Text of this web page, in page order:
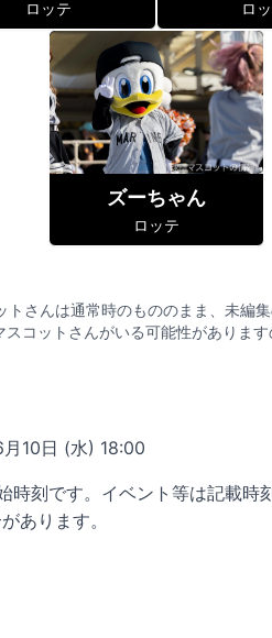
ロッテ ロ
ズーちゃん
ロッテ
トさんは通常時のもののまま、未編
スコットさんがいる可能性があります
10日 (水) 18:00
時刻です。イベント等は記載時
あります。